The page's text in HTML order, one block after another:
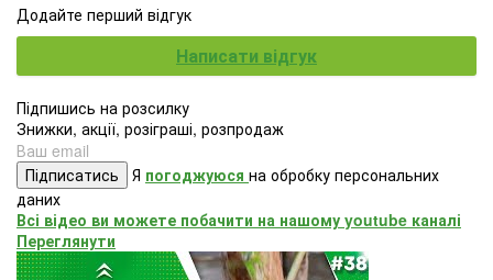
Додайте перший відгук
Написати відгук
Підпишись на розсилку
Знижки, акції, розіграші, розпродаж
Підписатись Я погоджуюся на обробку персональних
даних
Всі відео ви можете побачити на нашому youtube каналі
Переглянути